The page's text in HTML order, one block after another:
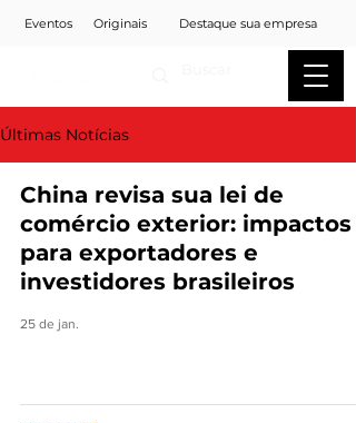
Eventos Originais Destaque sua empresa
Últimas Notícias
China revisa sua lei de
comércio exterior: impactos
para exportadores e
investidores brasileiros
25 de jan.